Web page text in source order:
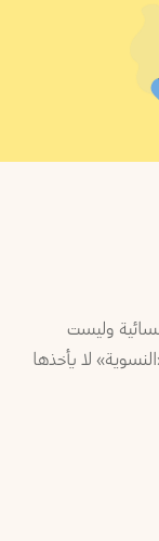
نسائية وليست
لا يأخذها